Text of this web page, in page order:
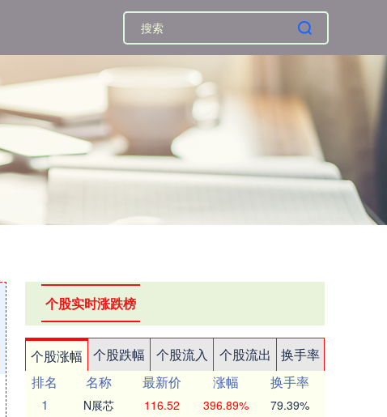
个股实时涨跌榜
个股涨幅 个股跌幅 个股流入 个股流出
换手率
排名
名称 最新价 涨幅
换手率
1
N展芯 116.52 396.89% 79.39%